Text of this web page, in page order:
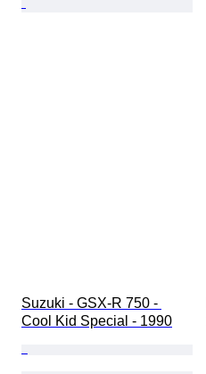
Suzuki - GSX-R 750 -
Cool Kid Special - 1990